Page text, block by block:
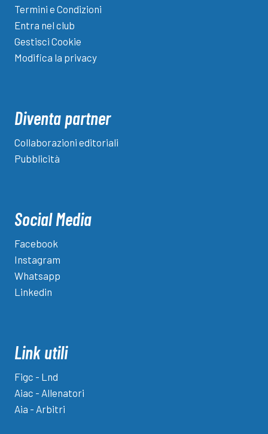
Termini e Condizioni
Entra nel club
Gestisci Cookie
Modifica la privacy
Diventa partner
Collaborazioni editoriali
Pubblicità
Social Media
Facebook
Instagram
Whatsapp
Linkedin
Link utili
Figc - Lnd
Aiac - Allenatori
Aia - Arbitri